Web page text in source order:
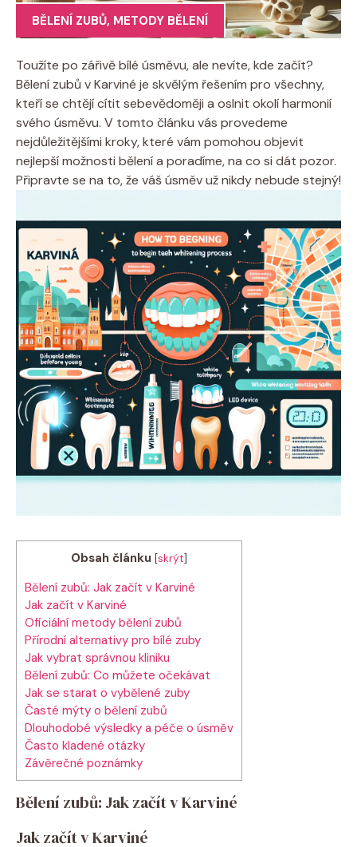
BĚLENÍ ZUBŮ, METODY BĚLENÍ
Toužíte po zářivě bílé úsměvu, ale nevíte, kde začít?
Bělení zubů v Karviné je skvělým řešením pro všechny,
kteří se chtějí cítit sebevědoměji a oslnit okolí harmonií
svého úsměvu. V tomto článku vás provedeme
nejdůležitějšími kroky, které vám pomohou objevit
nejlepší možnosti bělení a poradíme, na co si dát pozor.
Připravte se na to, že váš úsměv už nikdy nebude stejný!
Obsah článku [skrýt]
Bělení zubů: Jak začít v Karviné
Jak začít v Karviné
Oficiální metody bělení zubů
Přírodní alternativy pro bílé zuby
Jak vybrat správnou kliniku
Bělení zubů: Co můžete očekávat
Jak se starat o vybělené zuby
Časté mýty o bělení zubů
Dlouhodobé výsledky a péče o úsměv
Často kladené otázky
Závěrečné poznámky
Bělení zubů: Jak začít v Karviné
Jak začít v Karviné